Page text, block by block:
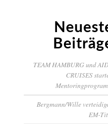
TEAM HAMBURG und
CRUISES
Bergmann/Wille
EM-